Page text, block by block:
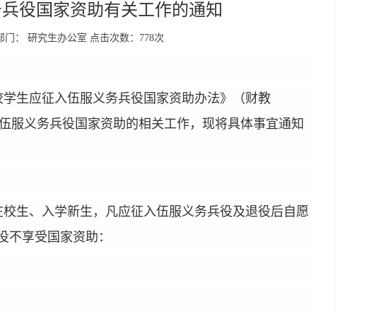
役国家资助有关工作的通知
门： 研究生办公室 点击次数： 778次
生应征入伍服义务兵役国家资助办法》（财教
服义务兵役国家资助的相关工作，现将具体事宜通知
生、入学新生，凡应征入伍服义务兵役及退役后自愿
享受国家资助：